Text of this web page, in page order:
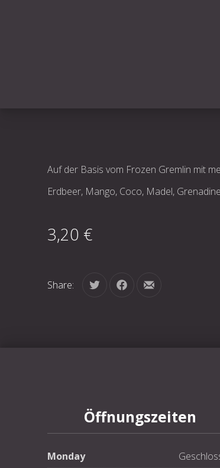
Auf der Basis vom Frozen Gremlin mit
Erdbeer, Mango, Coco, Madel,
3,20 €
Share: Tweet Share on Facebook
Share by Email
Öffnungszeiten
Monday